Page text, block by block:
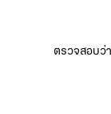
ตรวจสอบว่